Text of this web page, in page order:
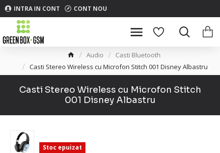
INTRA IN CONT CONT NOU
Audio
Casti Bluetooth
Casti Stereo Wireless cu Microfon Stitch 001 Disney Albastru
Casti Stereo Wireless cu Microfon Stitch
001 Disney Albastru
Stoc epuizat